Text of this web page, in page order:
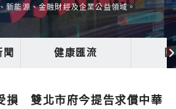
新能源、金融財經及企業公益領域。
健康匯流
損 雙北市府今提告求償中華